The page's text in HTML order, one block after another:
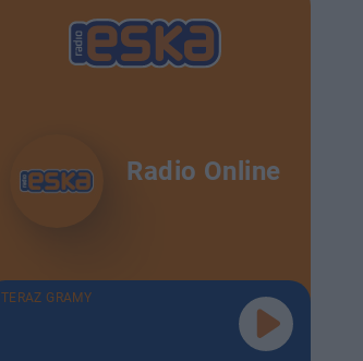
Radio Online
TERAZ GRAMY